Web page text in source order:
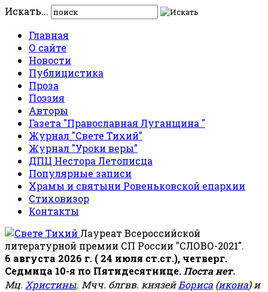
Искать...
Главная
О сайте
Новости
Публицистика
Проза
Поэзия
Авторы
Газета "Православная Луганщина "
Журнал "Свете Тихий"
Журнал "Уроки веры"
ДПЦ Нестора Летописца
Популярные записи
Храмы и святыни Ровеньковской епархии
Стиховизор
Контакты
Лауреат Всероссийской
литературной премии СП России "СЛОВО-2021".
6 августа 2026 г. ( 24 июля ст.ст.), четверг.
Седмица 10-я по Пятидесятнице. Поста нет.
Мц. Христины. Мчч. блгвв. князейБориса (икона) и